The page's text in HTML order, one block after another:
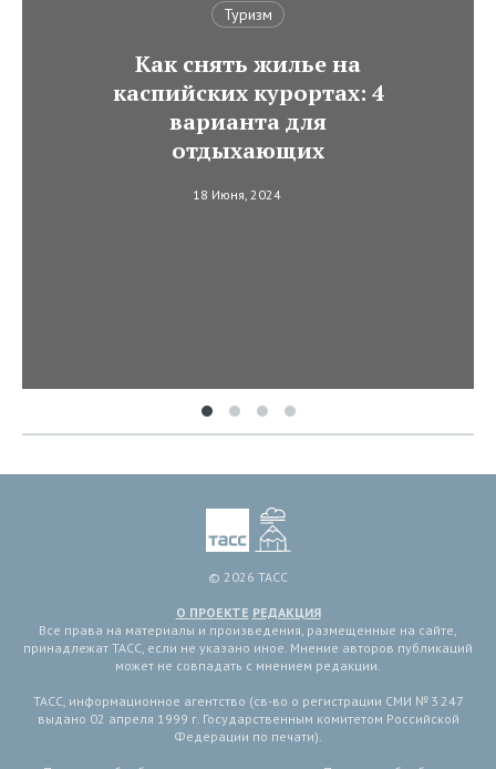
Туризм
Как снять жилье на
каспийских курортах: 4
варианта для
отдыхающих
18 Июня, 2024
© 2026 ТАСС
О ПРОЕКТЕ РЕДАКЦИЯ
Все права на материалы и произведения, размещенные на сайте,
принадлежат ТАСС, если не указано иное. Мнение авторов публикаций
может не совпадать с мнением редакции.
ТАСС, информационное агентство (св-во о регистрации СМИ № 3 247
выдано 02 апреля 1999 г. Государственным комитетом Российской
Федерации по печати).